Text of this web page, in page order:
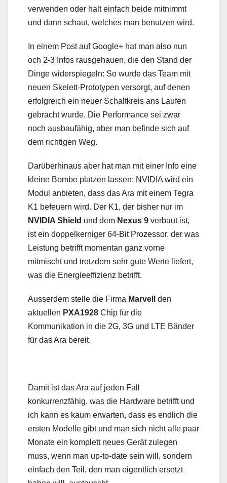
verwenden oder halt einfach beide mitnimmt
und dann schaut, welches man benutzen wird.
In einem Post auf Google+ hat man also nun
och 2-3 Infos rausgehauen, die den Stand der
Dinge widerspiegeln: So wurde das Team mit
neuen Skelett-Prototypen versorgt, auf denen
erfolgreich ein neuer Schaltkreis ans Laufen
gebracht wurde. Die Performance sei zwar
noch ausbaufähig, aber man befinde sich auf
dem richtigen Weg.
Darüberhinaus aber hat man mit einer Info eine
kleine Bombe platzen lassen: NVIDIA wird ein
Modul anbieten, dass das Ara mit einem Tegra
K1 befeuern wird. Der K1, der bisher nur im
NVIDIA Shield und dem Nexus 9 verbaut ist,
ist ein doppelkerniger 64-Bit Prozessor, der was
Leistung betrifft momentan ganz vorne
mitmischt und trotzdem sehr gute Werte liefert,
was die Energieeffizienz betrifft.
Ausserdem stelle die Firma Marvell
den
aktuellen PXA1928 Chip für die
Kommunikation in die 2G, 3G und LTE Bänder
für das Ara bereit.
Damit ist das Ara auf jeden Fall
konkurrenzfähig, was die Hardware betrifft und
ich kann es kaum erwarten, dass es endlich die
ersten Modelle gibt und man sich nicht alle paar
Monate ein komplett neues Gerät zulegen
muss, wenn man up-to-date sein will, sondern
einfach den Teil, den man eigentlich ersetzt